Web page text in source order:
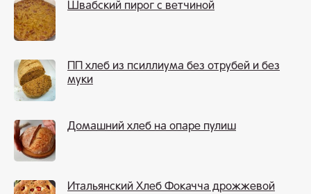
Швабский пирог с ветчиной
ПП хлеб из псиллиума без отрубей и без
муки
Домашний хлеб на опаре пулиш
Итальянский Хлеб Фокачча дрожжевой